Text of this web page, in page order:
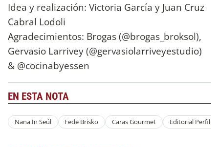
Idea y realización: Victoria García y Juan Cruz
Cabral Lodoli
Agradecimientos: Brogas (@brogas_broksol),
Gervasio Larrivey (@gervasiolarriveyestudio)
& @cocinabyessen
EN ESTA NOTA
Nana In Seúl Fede Brisko Caras Gourmet Editorial Perfil